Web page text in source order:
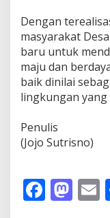
‎Dengan
masyarakat
baru untuk
maju dan
baik dinilai
lingkungan
‎Penulis
‎(Jojo Sutrisno)
F M